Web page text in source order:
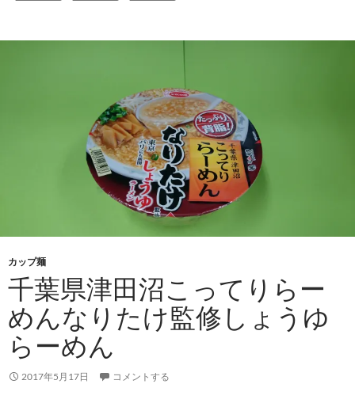
カップ麺
千葉県津田沼こってりらー
めんなりたけ監修しょうゆ
らーめん
2017年5月17日 コメントする